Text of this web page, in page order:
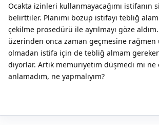
Ocakta izinleri kullanmayacağımı istifanın
belirttiler. Planımı bozup istifayı tebliğ
çekilme prosedürü ile ayrılmayı göze
üzerinden onca zaman geçmesine
olmadan istifa için de tebliğ almam
diyorlar. Artık memuriyetim düşmedi mi ne
anlamadım, ne yapmalıyım?